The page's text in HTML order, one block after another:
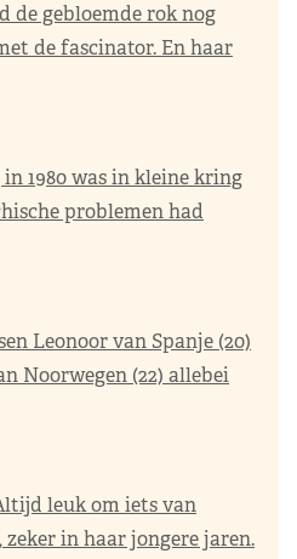
de gebloemde rok nog
de fascinator. En haar
1980 was in kleine kring
problemen had
Leonoor van Spanje (20)
Noorwegen (22) allebei
leuk om iets van
in haar jongere jaren.